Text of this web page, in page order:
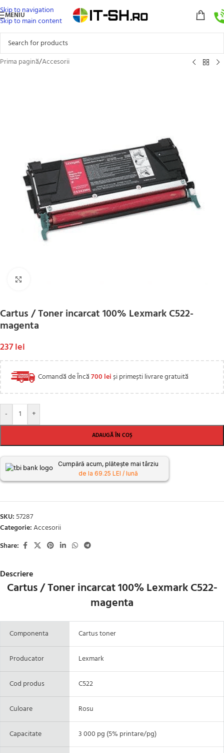
Skip to navigation
Skip to main content
MENIU
Prima pagină/Accesorii
Cartus / Toner incarcat 100% Lexmark C522-
magenta
237lei
Comandă de Încă700 leiși primești livrare gratuită
- +
ADAUGĂ ÎN COȘ
Cumpără acum, plătește mai târziu
de la 69.25 LEI / lună
SKU: 57287
Categorie:Accesorii
Share:
Descriere
Cartus / Toner incarcat 100% Lexmark C522-
magenta
Componenta Cartus toner
Producator Lexmark
Cod produs C522
Culoare Rosu
Capacitate 3 000 pg (5% printare/pg)